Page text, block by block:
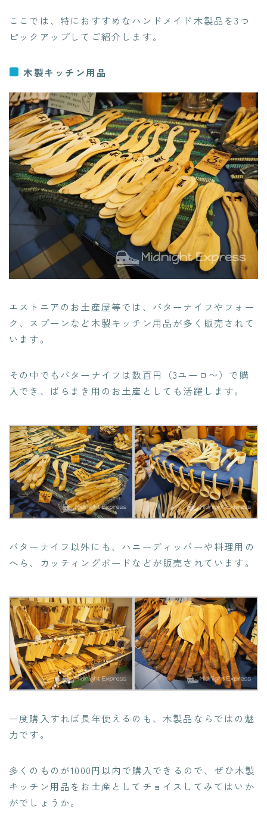
ここでは、特におすすめなハンドメイド木製品を3つ
ピックアップしてご紹介します。
木製キッチン用品
エストニアのお土産屋等では、バターナイフやフォー
ク、スプーンなど木製キッチン用品が多く販売されて
います。
その中でもバターナイフは数百円（3ユーロ〜）で購
入でき、ばらまき用のお土産としても活躍します。
バターナイフ以外にも、ハニーディッパーや料理用の
へら、カッティングボードなどが販売されています。
一度購入すれば長年使えるのも、木製品ならではの魅
力です。
多くのものが1000円以内で購入できるので、ぜひ木製
キッチン用品をお土産としてチョイスしてみてはいか
がでしょうか。